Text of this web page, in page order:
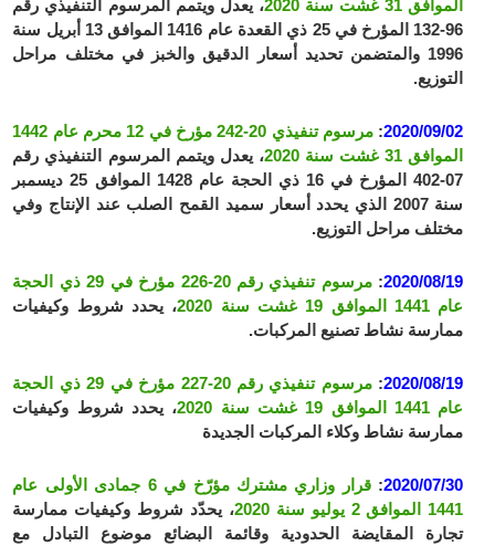
الموافق 31 غشت سنة 2020
، يعدل ويتمم المرسوم التنفيذي رقم
96-132 المؤرخ في 25 ذي القعدة عام 1416 الموافق 13 أبريل سنة
1996 والمتضمن تحديد أسعار الدقيق والخبز في مختلف مراحل
التوزيع.
2020/09/02
:
مرسوم تنفيذي 20-242 مؤرخ في 12 محرم عام 1442
الموافق 31 غشت سنة 2020
، يعدل ويتمم المرسوم التنفيذي رقم
07-402 المؤرخ في 16 ذي الحجة عام 1428 الموافق 25 ديسمبر
سنة 2007 الذي يحدد أسعار سميد القمح الصلب عند الإنتاج وفي
مختلف مراحل التوزيع.
2020/08/19
:
مرسوم تنفيذي رقم 20-226 مؤرخ في 29 ذي الحجة
عام 1441 الموافق 19 غشت سنة 2020
، يحدد شروط وكيفيات
ممارسة نشاط تصنيع المركبات.
2020/08/19
:
مرسوم تنفيذي رقم 20-227 مؤرخ في 29 ذي الحجة
عام 1441 الموافق 19 غشت سنة 2020
، يحدد شروط وكيفيات
ممارسة نشاط وكلاء المركبات الجديدة
2020/07/30
:
قرار وزاري مشترك مؤرّخ في 6 جمادى الأولى عام
1441 الموافق 2 يوليو سنة 2020
، يحدّد شروط وكيفيات ممارسة
تجارة المقايضة الحدودية وقائمة البضائع موضوع التبادل مع